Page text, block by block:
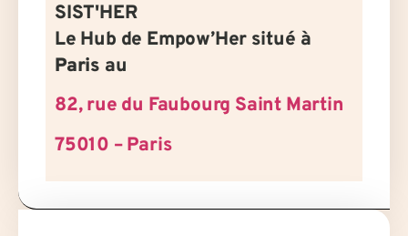
SIST'HER
Le Hub de Empow’Her situé à
Paris au
82, rue du Faubourg Saint Martin
75010 – Paris